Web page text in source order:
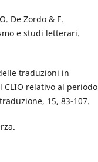
De Zordo & F.
e studi letterari.
traduzioni in
relativo al periodo
15, 83-107.